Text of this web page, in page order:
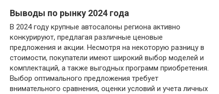
Выводы по рынку 2024 года
В 2024 году крупные автосалоны региона активно
конкурируют, предлагая различные ценовые
предложения и акции. Несмотря на некоторую разницу в
стоимости, покупатели имеют широкий выбор моделей и
комплектаций, а также выгодных программ приобретения.
Выбор оптимального предложения требует
внимательного сравнения, оценки условий и учета личных